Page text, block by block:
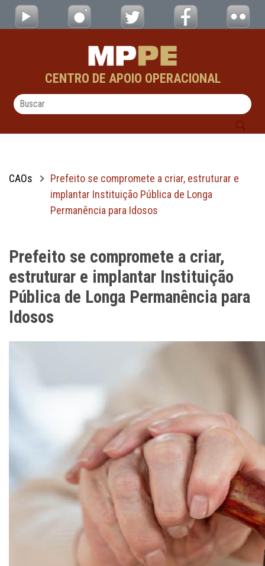
Pular para o Conteúdo principal
Prefeito se compromete a criar, estruturar
CENTRO DE APOIO OPERACIONAL
CAOs
Prefeito se compromete a criar, estruturar e
implantar Instituição Pública de Longa
Permanência para Idosos
Prefeito se compromete a criar,
estruturar e implantar Instituição
Pública de Longa Permanência para
Idosos